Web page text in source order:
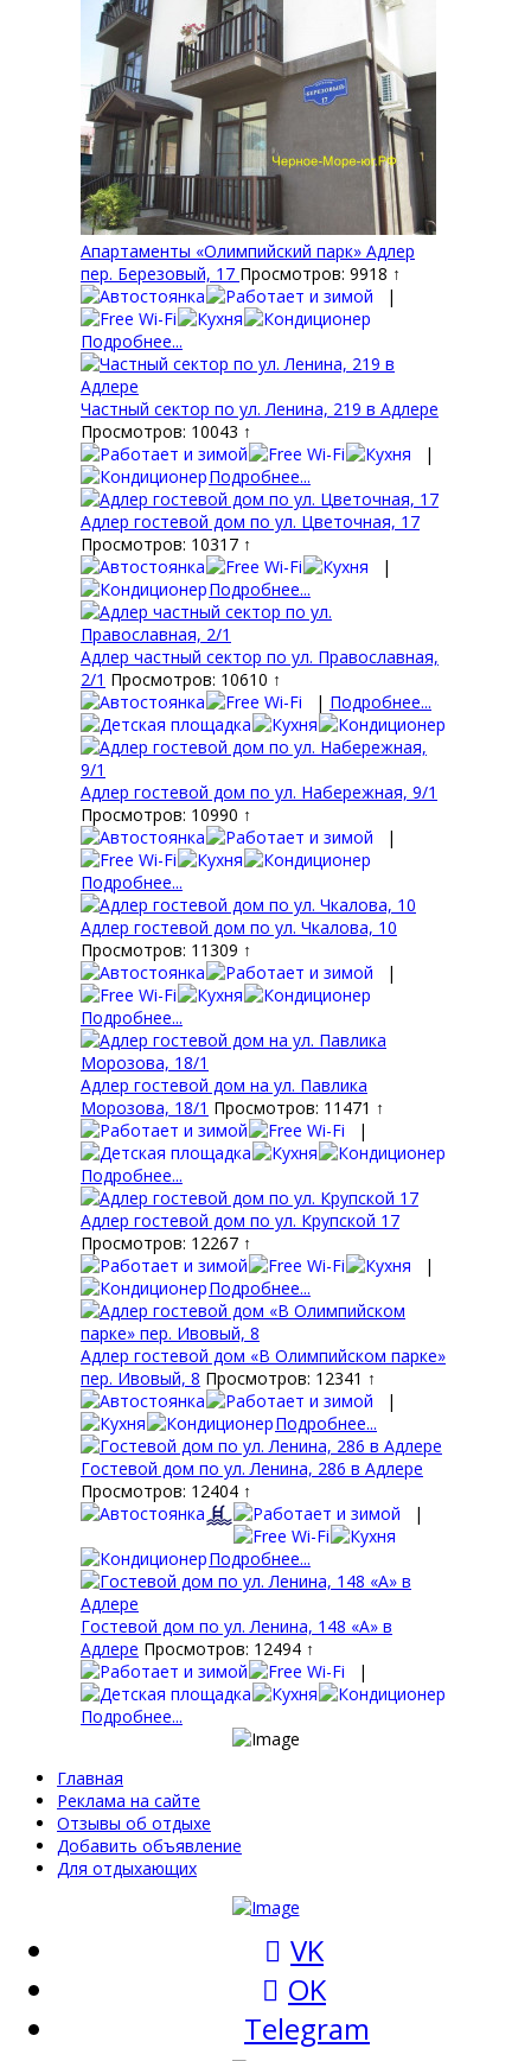
Апартаменты «Олимпийский парк» Адлер
пер. Березовый, 17 Просмотров: 9918 ↑
|
Подробнее...
Частный сектор по ул. Ленина, 219 в Адлере
Просмотров: 10043 ↑
|
Подробнее...
Адлер гостевой дом по ул. Цветочная, 17
Просмотров: 10317 ↑
|
Подробнее...
Адлер частный сектор по ул. Православная,
2/1 Просмотров: 10610 ↑
| Подробнее...
Адлер гостевой дом по ул. Набережная, 9/1
Просмотров: 10990 ↑
|
Подробнее...
Адлер гостевой дом по ул. Чкалова, 10
Просмотров: 11309 ↑
|
Подробнее...
Адлер гостевой дом на ул. Павлика
Морозова, 18/1 Просмотров: 11471 ↑
|
Подробнее...
Адлер гостевой дом по ул. Крупской 17
Просмотров: 12267 ↑
|
Подробнее...
Адлер гостевой дом «В Олимпийском парке»
пер. Ивовый, 8 Просмотров: 12341 ↑
|
Подробнее...
Гостевой дом по ул. Ленина, 286 в Адлере
Просмотров: 12404 ↑
|
Подробнее...
Гостевой дом по ул. Ленина, 148 «А» в
Адлере Просмотров: 12494 ↑
|
Подробнее...
Главная
Реклама на сайте
Отзывы об отдыхе
Добавить объявление
Для отдыхающих
VK
OK
Telegram